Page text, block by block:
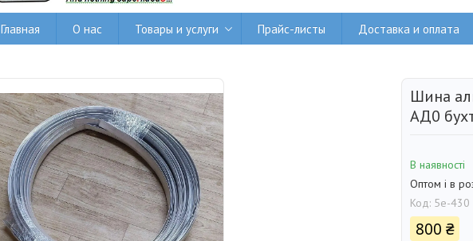
Главная О нас Товары и услуги Прайс-листы Доставка и оплата
Шина
АД0
В наявності
Оптом і в
Код: 5е-430
800 ₴